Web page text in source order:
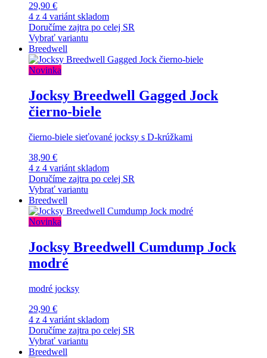
29,90 €
4 z 4 variánt skladom
Doručíme zajtra po celej SR
Vybrať variantu
Breedwell
Novinka
Jocksy Breedwell Gagged Jock
čierno-biele
čierno-biele sieťované jocksy s D-krúžkami
38,90 €
4 z 4 variánt skladom
Doručíme zajtra po celej SR
Vybrať variantu
Breedwell
Novinka
Jocksy Breedwell Cumdump Jock
modré
modré jocksy
29,90 €
4 z 4 variánt skladom
Doručíme zajtra po celej SR
Vybrať variantu
Breedwell